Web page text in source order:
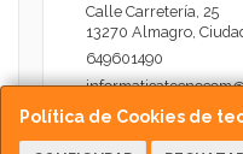
Política de Cookies de
Calle Carretería, 25
13270 Almagro
649601490